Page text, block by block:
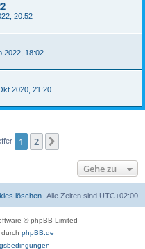
20:52
2022, 18:02
2020, 21:20
1 2
Gehe zu
Alle Zeiten sind UTC+02:00
löschen
© phpBB Limited
phpBB.de